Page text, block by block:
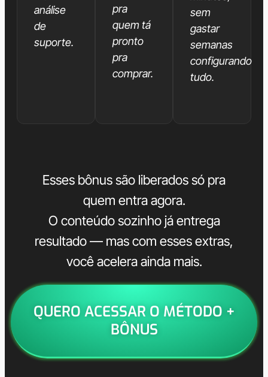
análise
de
suporte.
pra
quem tá
pronto
pra
comprar.
sem
gastar
semanas
configurando
tudo.
Esses bônus são liberados só pra
quem entra agora.
O conteúdo sozinho já entrega
resultado — mas com esses extras,
você acelera ainda mais.
QUERO ACESSAR O MÉTODO +
BÔNUS